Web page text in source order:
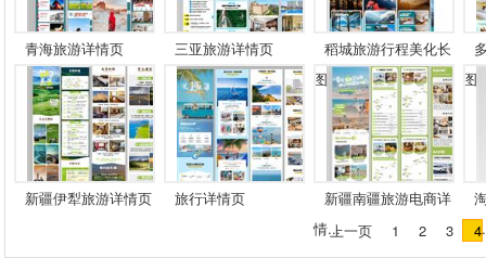
青海旅游详情页 三亚旅游详情页
稻城旅游行程美化长
图
图
新疆伊犁旅游详情页 旅行详情页
新疆南疆旅游电商详
情...
一
上一页 1 2 3 4